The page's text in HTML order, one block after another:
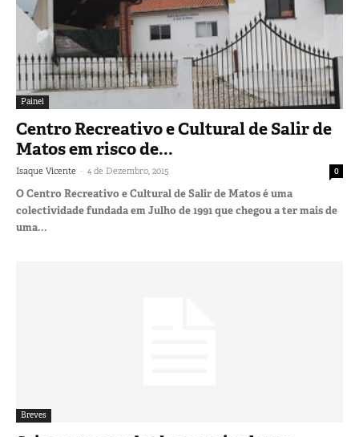
Painel
Centro Recreativo e Cultural de Salir de
Matos em risco de...
Isaque Vicente - 4 de Dezembro, 2015 0
O Centro Recreativo e Cultural de Salir de Matos é uma
colectividade fundada em Julho de 1991 que chegou a ter mais de
uma...
Breves